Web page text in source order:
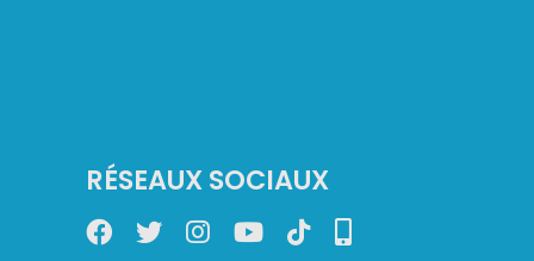
RÉSEAUX SOCIAUX